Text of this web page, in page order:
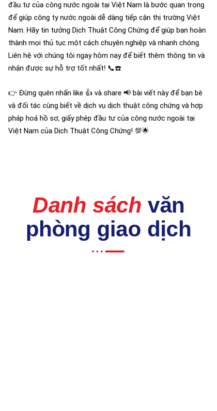
đầu tư của công nước ngoài tại Việt Nam là bước quan trọng
để giúp công ty nước ngoài dễ dàng tiếp cận thị trường Việt
Nam. Hãy tin tưởng Dịch Thuật Công Chứng để giúp bạn hoàn
thành mọi thủ tục một cách chuyên nghiệp và nhanh chóng.
Liên hệ với chúng tôi ngay hôm nay để biết thêm thông tin và
nhận được sự hỗ trợ tốt nhất! 📞☎️
👉 Đừng quên nhấn like 👍 và share 📢 bài viết này để bạn bè
và đối tác cùng biết về dịch vụ dịch thuật công chứng và hợp
pháp hoá hồ sơ, giấy phép đầu tư của công nước ngoài tại
Việt Nam của Dịch Thuật Công Chứng! 💯🌟
Danh sách văn
phòng giao dịch